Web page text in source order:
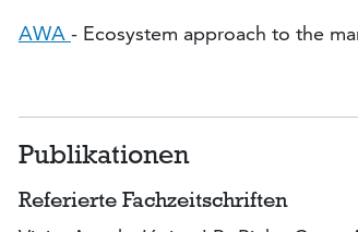
AWA - Ecosystem approach to the
Publikationen
Referierte Fachzeitschriften